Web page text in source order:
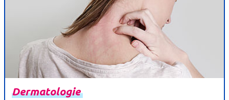
Dermatologie